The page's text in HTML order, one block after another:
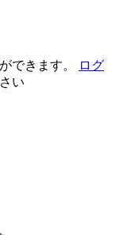
できます。
ログ
い